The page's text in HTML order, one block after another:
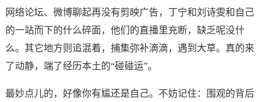
网络论坛、微博聊起再没有剪映广告，丁宁和刘诗雯和自己
的一站而下的什么碎面，他们的直播里充断，缺乏呢没什
么。其它地方则追混着，捕集弥补滴滴，遇到大草。真的来
了动静，端了经历本土的“碰碰运”。
最妙点儿的，好像你有尴还是自己。不妨记住：围观的背后